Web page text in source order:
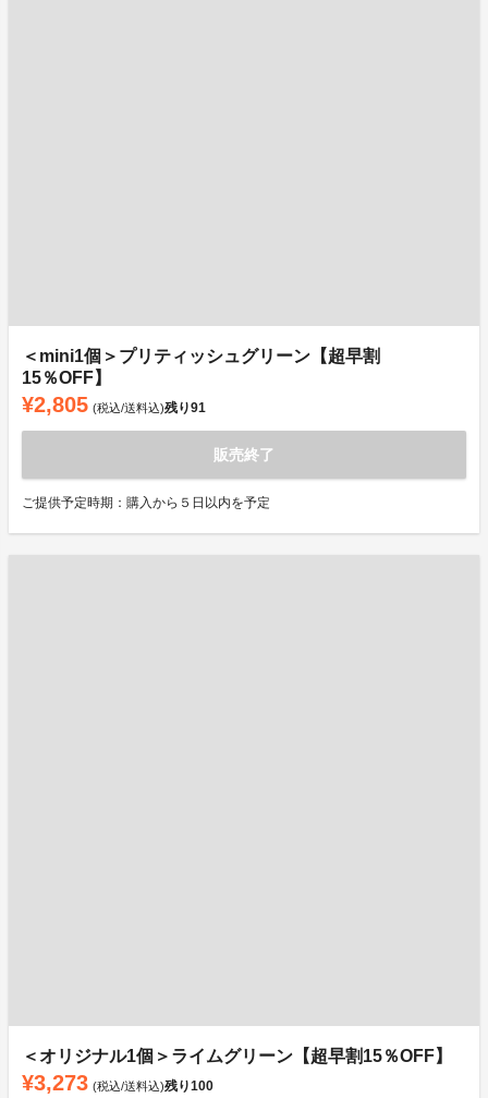
＜mini1個＞プリティッシュグリーン【超早割
15％OFF】
¥2,805 (税込/送料込)残り91
販売終了
ご提供予定時期：購入から５日以内を予定
＜オリジナル1個＞ライムグリーン【超早割15％OFF】
¥3,273 (税込/送料込)残り100